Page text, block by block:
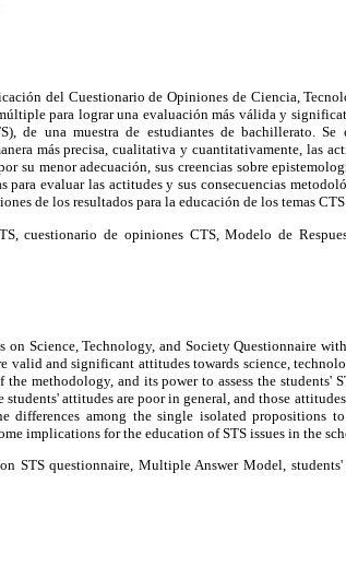
del Cuestionario de Opiniones de Ciencia,
para lograr una evaluación más válida y
de una muestra de estudiantes de bachillerato.
más precisa, cualitativa y cuantitativamente, las
su menor adecuación, sus creencias sobre
para evaluar las actitudes y sus consecuencias
de los resultados para la educación de los temas
cuestionario de opiniones CTS, Modelo de
Science, Technology, and Society Questionnaire
valid and significant attitudes towards science,
the methodology, and its power to assess the students'
attitudes are poor in general, and those
differences among the single isolated propositions
implications for the education of STS issues in the
STS questionnaire, Multiple Answer Model,